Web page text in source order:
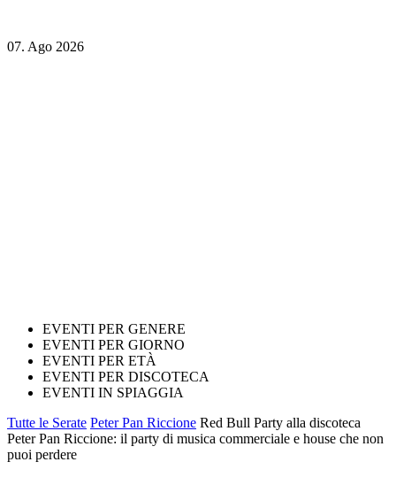
07. Ago 2026
EVENTI PER GENERE
EVENTI PER GIORNO
EVENTI PER ETÀ
EVENTI PER DISCOTECA
EVENTI IN SPIAGGIA
Tutte le Serate Peter Pan Riccione Red Bull Party alla discoteca
Peter Pan Riccione: il party di musica commerciale e house che non
puoi perdere